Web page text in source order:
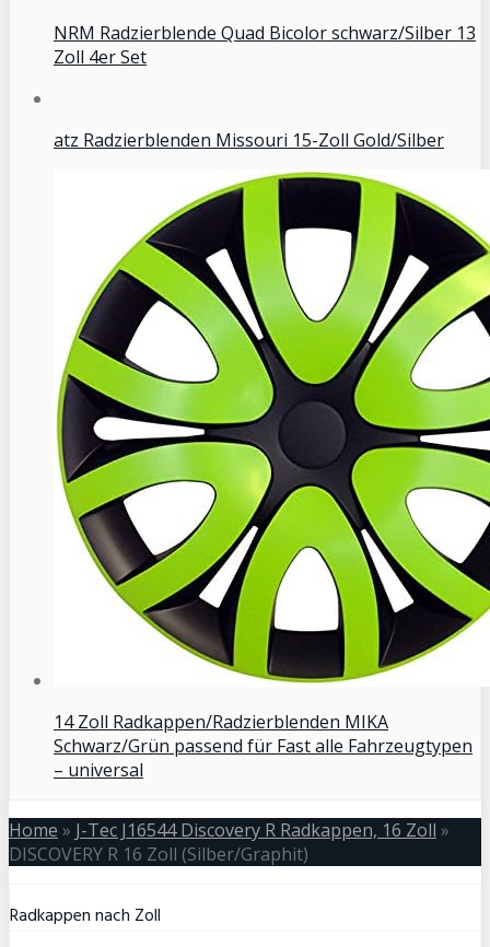
NRM Radzierblende Quad Bicolor schwarz/Silber 13
Zoll 4er Set
atz Radzierblenden Missouri 15-Zoll Gold/Silber
14 Zoll Radkappen/Radzierblenden MIKA
Schwarz/Grün passend für Fast alle Fahrzeugtypen
– universal
Home » J-Tec J16544 Discovery R Radkappen, 16 Zoll »
DISCOVERY R 16 Zoll (Silber/Graphit)
Radkappen nach Zoll